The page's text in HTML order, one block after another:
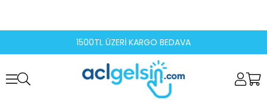
1500TL ÜZERİ KARGO BEDAVA